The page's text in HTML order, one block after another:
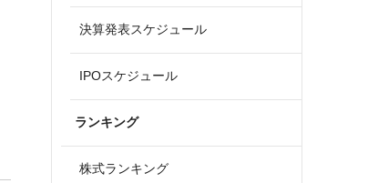
決算発表スケジュール
IPOスケジュール
ランキング
株式ランキング